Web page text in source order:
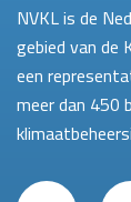
NVKL is de
gebied van de
een
meer dan 450